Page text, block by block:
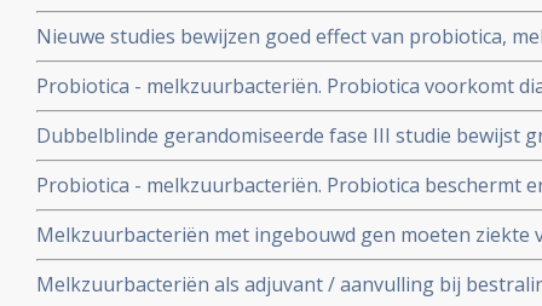
met baarmoederhalskanker die daarvoor bestraald
chemokuur
Nieuwe studies bewijzen goed effect van probiotica,
voorkomen en genezen van diarree en
Helicobacter Pylori, de bacterie die vaak
en maagkanker.
Probiotica - melkzuurbacteriën. Probiotica voorkomt
bestraling bij darmkanker, aldus gerandomiseerde
gecontroleerde fase III studie. Artikel geplaatst 31
Dubbelblinde gerandomiseerde fase III studie bewijst
melkzuurbacteriën - in versterken immuunsysteem bij
geplaatst februari 2004
Probiotica - melkzuurbacteriën. Probiotica beschermt
beademingsmachine tegen ontwikkelen van
Zweedse studie. Artikel geplaatst 8 maart 2008.
Melkzuurbacteriën met ingebouwd gen moeten ziekte
genezen aldus nieuwe proef in AMC. Artikel geplaatst
Melkzuurbacteriën als adjuvant / aanvulling bij